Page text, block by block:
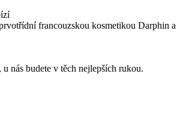
francouzskou kosmetikou Darphin a
u nás budete v těch nejlepších rukou.